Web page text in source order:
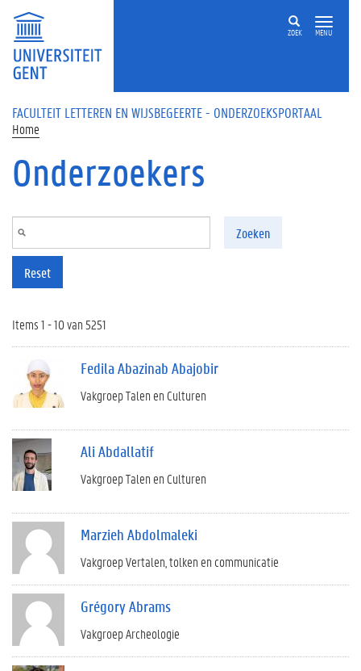
Overslaan en naar de inhoud gaan
ZOEK MENU
FACULTEIT LETTEREN EN WIJSBEGEERTE - ONDERZOEKSPORTAAL
Home
Onderzoekers
Zoeken
Reset
Items 1 - 10 van 5251
Fedila Abazinab Abajobir
Vakgroep Talen en Culturen
Ali Abdallatif
Vakgroep Talen en Culturen
Marzieh Abdolmaleki
Vakgroep Vertalen, tolken en communicatie
Grégory Abrams
Vakgroep Archeologie